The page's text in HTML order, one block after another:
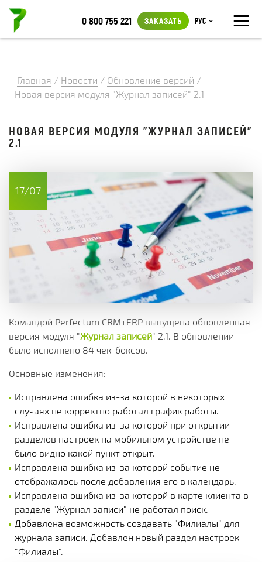
≡
0 800 755 221 ЗАКАЗАТЬ Рус
Главная / Новости / Обновление версий /
Новая версия модуля "Журнал записей" 2.1
НОВАЯ ВЕРСИЯ МОДУЛЯ "ЖУРНАЛ ЗАПИСЕЙ"
2.1
17/07
Командой Perfectum CRM+ERP выпущена обновленная
версия модуля "Журнал записей" 2.1. В обновлении
было исполнено 84 чек-боксов.
Основные изменения:
Исправлена ошибка из-за которой в некоторых
случаях не корректно работал график работы.
Исправлена ошибка из-за которой при открытии
разделов настроек на мобильном устройстве не
было видно какой пункт открыт.
Исправлена ошибка из-за которой событие не
отображалось после добавления его в календарь.
Исправлена ошибка из-за которой в карте клиента в
разделе "Журнал записи" не работал поиск.
Добавлена возможность создавать "Филиалы" для
журнала записи. Добавлен новый раздел настроек
"Филиалы".